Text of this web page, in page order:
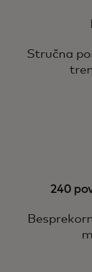
Stručna
240